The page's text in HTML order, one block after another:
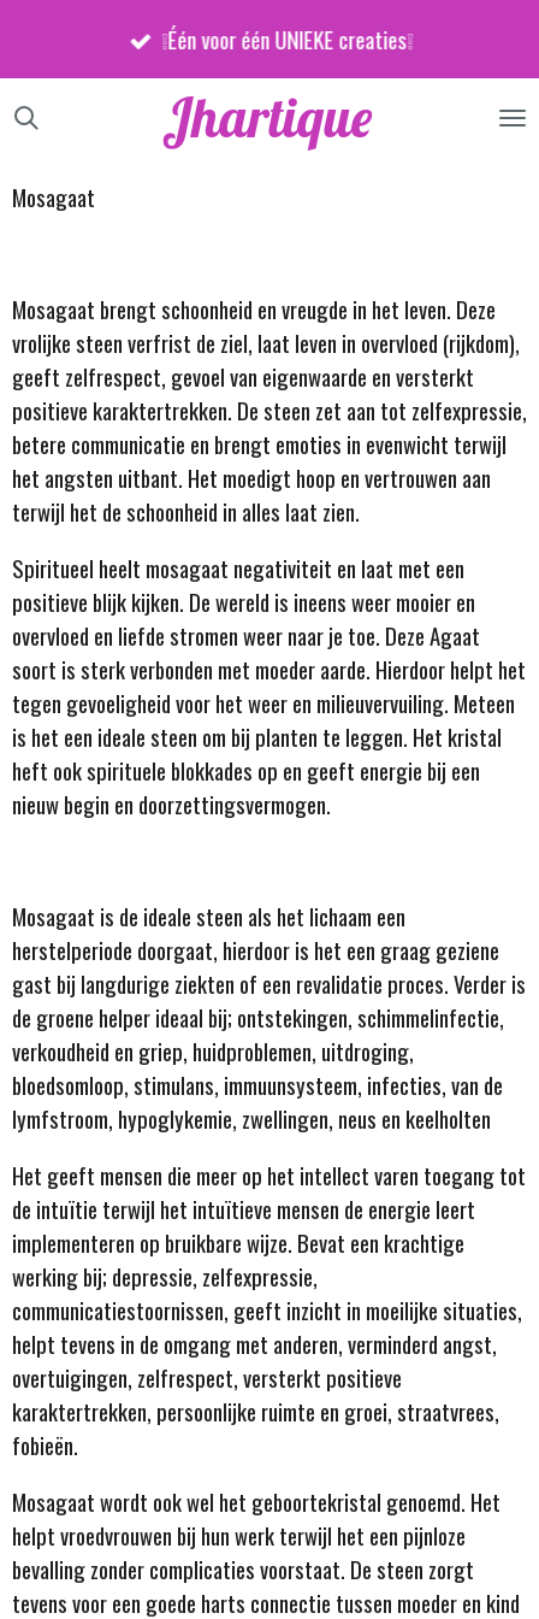
de
Jhartique
❕Één voor één UNIEKE creaties❕
Mosagaat
Mosagaat brengt schoonheid en vreugde in het leven. Deze
vrolijke steen verfrist de ziel, laat leven in overvloed (rijkdom),
geeft zelfrespect, gevoel van eigenwaarde en versterkt
positieve karaktertrekken. De steen zet aan tot zelfexpressie,
betere communicatie en brengt emoties in evenwicht terwijl
het angsten uitbant. Het moedigt hoop en vertrouwen aan
terwijl het de schoonheid in alles laat zien.
Spiritueel heelt mosagaat negativiteit en laat met een
positieve blijk kijken. De wereld is ineens weer mooier en
overvloed en liefde stromen weer naar je toe. Deze Agaat
soort is sterk verbonden met moeder aarde. Hierdoor helpt het
tegen gevoeligheid voor het weer en milieuvervuiling. Meteen
is het een ideale steen om bij planten te leggen. Het kristal
heft ook spirituele blokkades op en geeft energie bij een
nieuw begin en doorzettingsvermogen.
Mosagaat is de ideale steen als het lichaam een
herstelperiode doorgaat, hierdoor is het een graag geziene
gast bij langdurige ziekten of een revalidatie proces. Verder is
de groene helper ideaal bij; ontstekingen, schimmelinfectie,
verkoudheid en griep, huidproblemen, uitdroging,
bloedsomloop, stimulans, immuunsysteem, infecties, van de
lymfstroom, hypoglykemie, zwellingen, neus en keelholten
Het geeft mensen die meer op het intellect varen toegang tot
de intuïtie terwijl het intuïtieve mensen de energie leert
implementeren op bruikbare wijze. Bevat een krachtige
werking bij; depressie, zelfexpressie,
communicatiestoornissen, geeft inzicht in moeilijke situaties,
helpt tevens in de omgang met anderen, verminderd angst,
overtuigingen, zelfrespect, versterkt positieve
karaktertrekken, persoonlijke ruimte en groei, straatvrees,
fobieën.
Mosagaat wordt ook wel het geboortekristal genoemd. Het
helpt vroedvrouwen bij hun werk terwijl het een pijnloze
bevalling zonder complicaties voorstaat. De steen zorgt
tevens voor een goede harts connectie tussen moeder en kind